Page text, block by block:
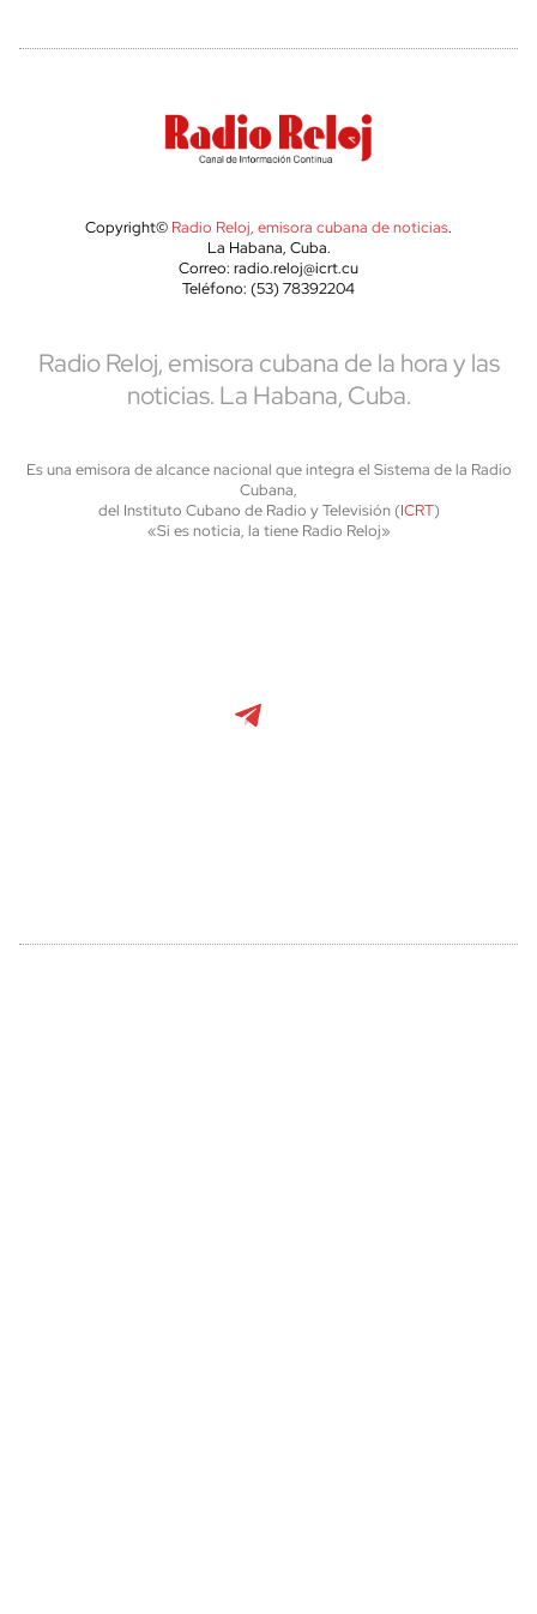
Copyright© Radio Reloj, emisora cubana de noticias.
La Habana, Cuba.
Correo: radio.reloj@icrt.cu
Teléfono: (53) 78392204
Radio Reloj, emisora cubana de la hora y las
noticias. La Habana, Cuba.
Es una emisora de alcance nacional que integra el Sistema de la Radio
Cubana,
del Instituto Cubano de Radio y Televisión (ICRT)
«Si es noticia, la tiene Radio Reloj»